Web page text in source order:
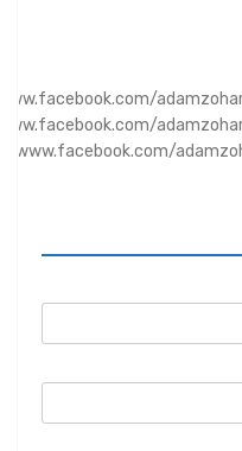
www.facebook.com/